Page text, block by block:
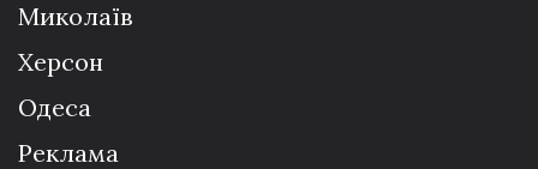
Миколаїв
Херсон
Одеса
Реклама